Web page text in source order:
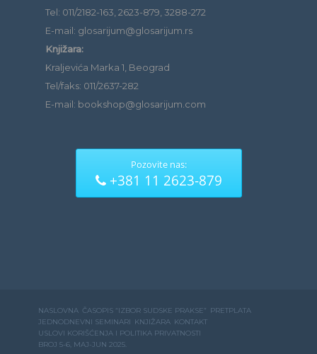
Tel: 011/2182-163, 2623-879, 3288-272
E-mail: glosarijum@glosarijum.rs
Knjižara:
Kraljevića Marka 1, Beograd
Tel/faks: 011/2637-282
E-mail: bookshop@glosarijum.com
Pozovite nas:
+381 11 2623-879
NASLOVNA ČASOPIS “IZBOR SUDSKE PRAKSE” PRETPLATA
JEDNODNEVNI SEMINARI KNJIŽARA KONTAKT
USLOVI KORIŠĆENJA I POLITIKA PRIVATNOSTI
BROJ 5-6, MAJ-JUN 2025.